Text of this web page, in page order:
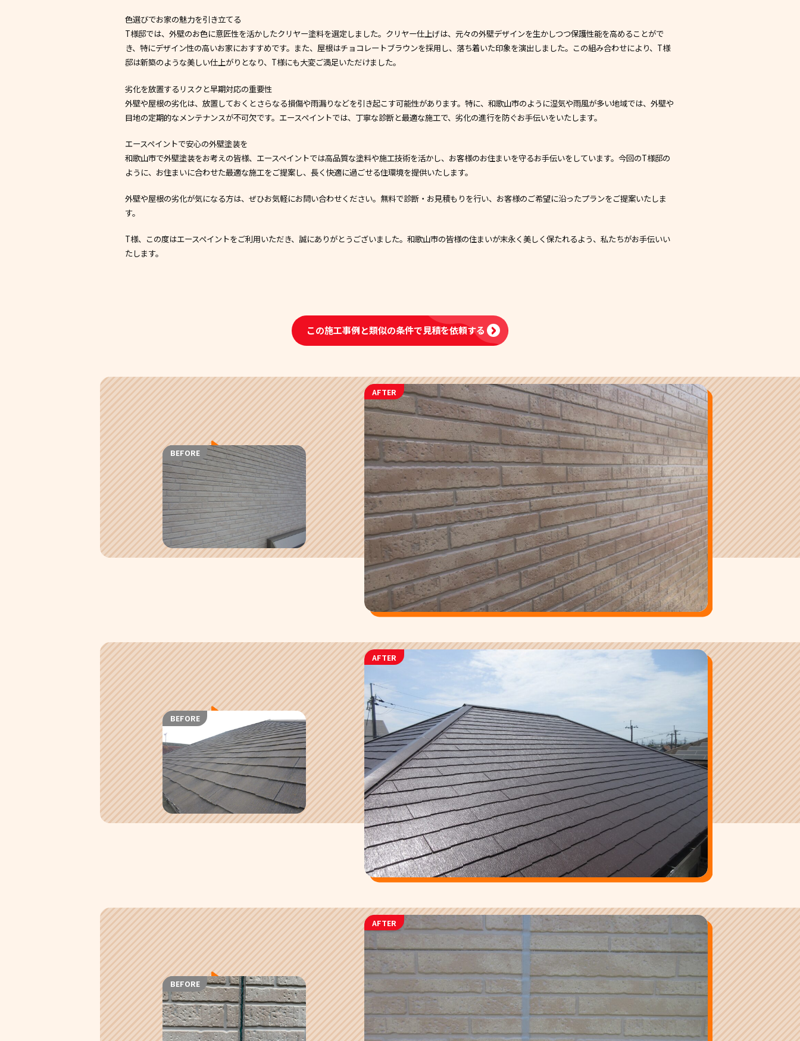
色選びでお家の魅力を引き立てる
T様邸では、外壁のお色に意匠性を活かしたクリヤー塗料を選定しました。クリヤー仕上げは、元々の外壁デザインを生かしつつ保護性能を高めることがで
き、特にデザイン性の高いお家におすすめです。また、屋根はチョコレートブラウンを採用し、落ち着いた印象を演出しました。この組み合わせにより、T様
邸は新築のような美しい仕上がりとなり、T様にも大変ご満足いただけました。
劣化を放置するリスクと早期対応の重要性
外壁や屋根の劣化は、放置しておくとさらなる損傷や雨漏りなどを引き起こす可能性があります。特に、和歌山市のように湿気や雨風が多い地域では、外壁や
目地の定期的なメンテナンスが不可欠です。エースペイントでは、丁寧な診断と最適な施工で、劣化の進行を防ぐお手伝いをいたします。
エースペイントで安心の外壁塗装を
和歌山市で外壁塗装をお考えの皆様、エースペイントでは高品質な塗料や施工技術を活かし、お客様のお住まいを守るお手伝いをしています。今回のT様邸の
ように、お住まいに合わせた最適な施工をご提案し、長く快適に過ごせる住環境を提供いたします。
外壁や屋根の劣化が気になる方は、ぜひお気軽にお問い合わせください。無料で診断・お見積もりを行い、お客様のご希望に沿ったプランをご提案いたしま
す。
T様、この度はエースペイントをご利用いただき、誠にありがとうございました。和歌山市の皆様の住まいが末永く美しく保たれるよう、私たちがお手伝いい
たします。
この施工事例と類似の条件で見積を依頼する
BEFORE
AFTER
BEFORE
AFTER
BEFORE
AFTER